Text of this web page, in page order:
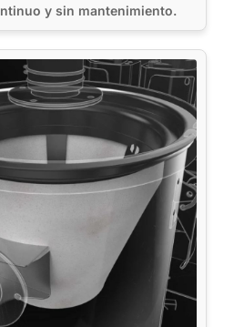
y sin mantenimiento.